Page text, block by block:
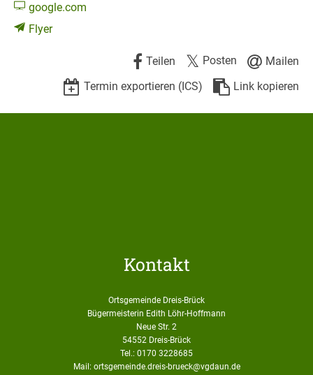
google.com
Flyer
Teilen Posten
Mailen
Termin exportieren (ICS)
Link kopieren
Kontakt
Ortsgemeinde Dreis-Brück
Bügermeisterin Edith Löhr-Hoffmann
Neue Str. 2
54552 Dreis-Brück
Tel.: 0170 3228685
Mail: ortsgemeinde.dreis-brueck@vgdaun.de